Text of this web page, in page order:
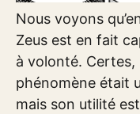
Nous voyons
Zeus est en fait
à volonté. Certes,
phénomène était
mais son utilité